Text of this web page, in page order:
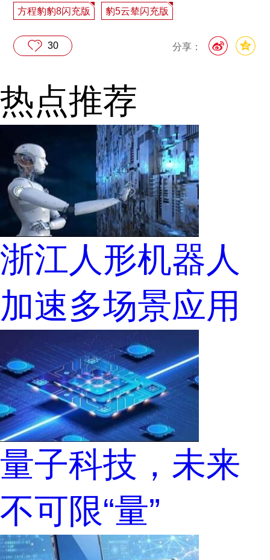
方程豹豹8闪充版 豹5云辇闪充版
分享：
30
热点推荐
浙江人形机器人
加速多场景应用
量子科技，未来
不可限“量”